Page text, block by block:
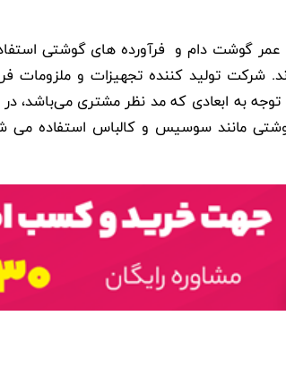
عمر گوشت دام و فرآورده های گوشتی
شرکت تولید کننده تجهیزات و ملزومات
به ابعادی که مد نظر مشتری
مانند سوسیس و کالباس استفاده می